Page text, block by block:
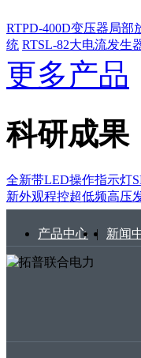
RTPD-400D变压器局部
统 RTSL-82大电流发生
更多产品
科研成果
全新带LED操作指示灯
新外观程控超低频高压
产品中心 | 新闻